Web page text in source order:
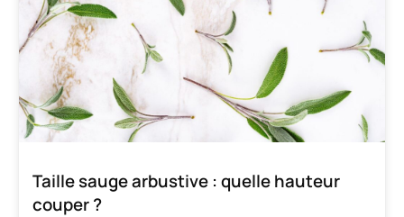
Taille sauge arbustive : quelle hauteur
couper ?